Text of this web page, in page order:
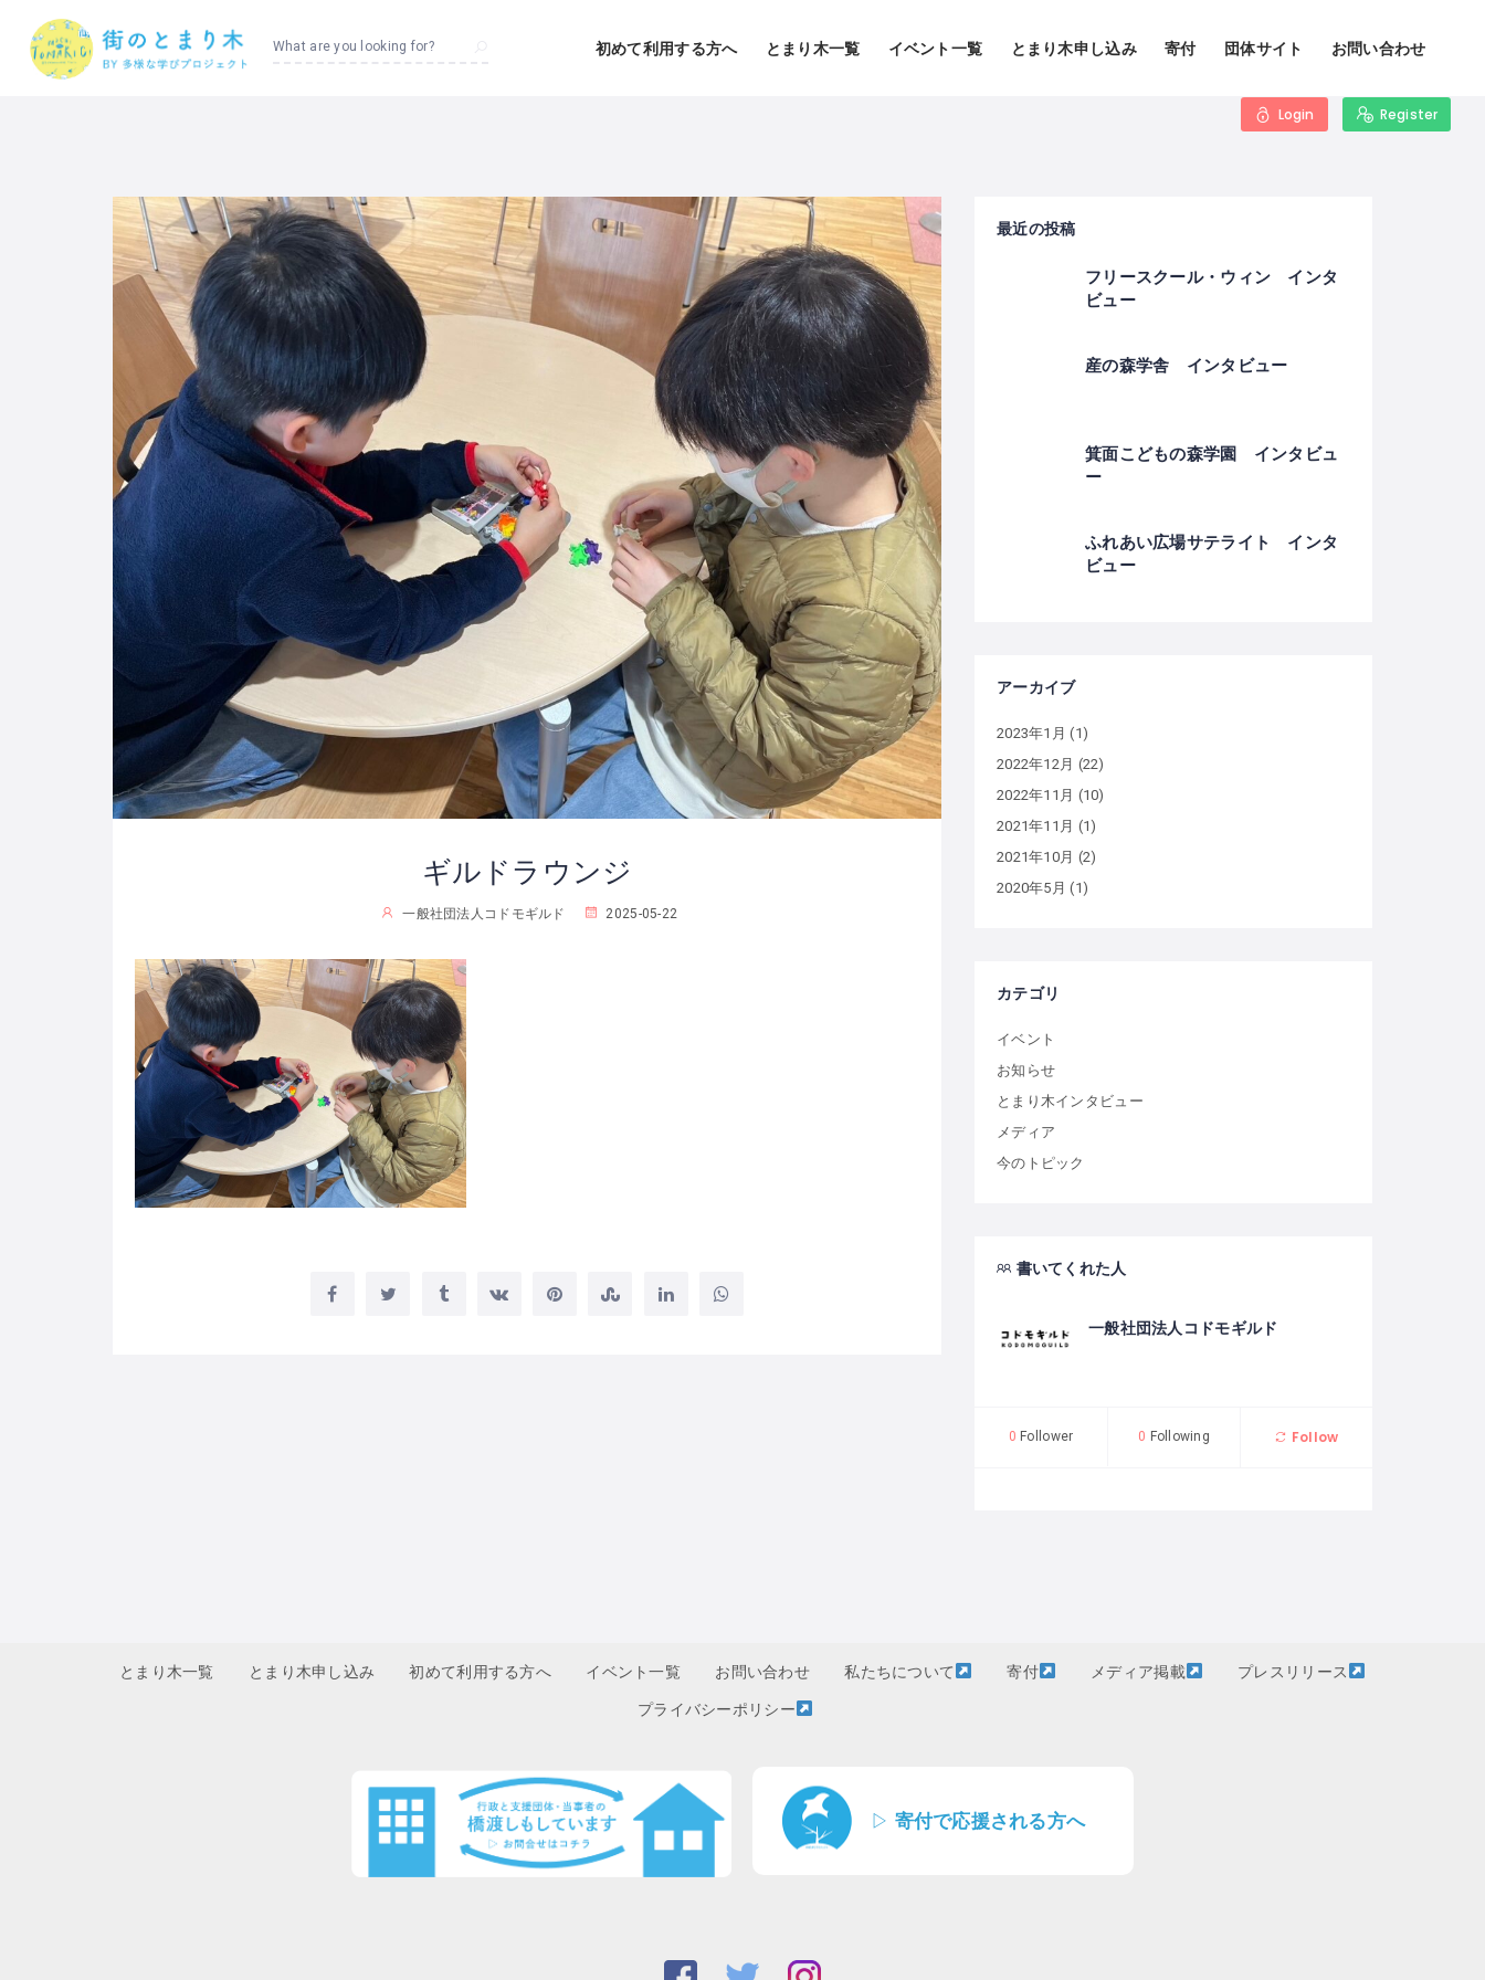
What are you looking for? 初めて利用する方へ とまり木一覧 イベント一覧 とまり木申し込み 寄付 団体サイト お問い合わせ
Login Register
ギルドラウンジ
一般社団法人コドモギルド 2025-05-22
最近の投稿
フリースクール・ウィン インタ
ビュー
産の森学舎 インタビュー
箕面こどもの森学園 インタビュ
ー
ふれあい広場サテライト インタ
ビュー
アーカイブ
2023年1月 (1)
2022年12月 (22)
2022年11月 (10)
2021年11月 (1)
2021年10月 (2)
2020年5月 (1)
カテゴリ
イベント
お知らせ
とまり木インタビュー
メディア
今のトピック
書いてくれた人
一般社団法人コドモギルド
0 Follower 0 Following Follow
とまり木一覧 とまり木申し込み 初めて利用する方へ イベント一覧 お問い合わせ 私たちについて 寄付 メディア掲載 プレスリリース
プライバシーポリシー
▷ 寄付で応援される方へ